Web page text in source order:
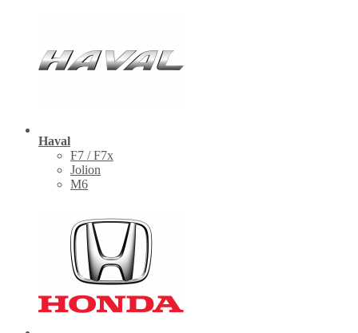
Haval
F7 / F7x
Jolion
M6